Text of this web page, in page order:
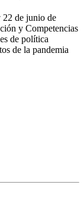
22 de junio de
y Competencias
de política
de la pandemia